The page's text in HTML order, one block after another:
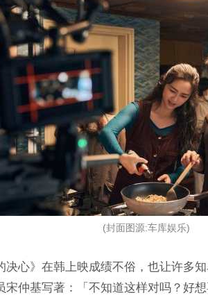
(封面图源:车库娱乐)
决心》在韩上映成绩不俗，也让许多
宋仲基写著：「不知道这样对吗？好